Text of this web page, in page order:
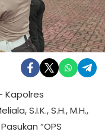
Kapolres
S.I.K., S.H., M.H.,
“OPS